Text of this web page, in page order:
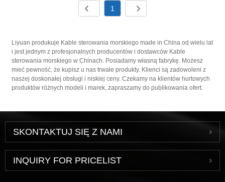
1
Liyuan produkuje Kable sterowania morskiego made in China od wielu lat
i jest jednym z profesjonalnych producentów i dostawców Kable
sterowania morskiego w Chinach. Posiadamy własną fabrykę. Możesz
mieć pewność, że kupisz u nas trwałe produkty. Klienci są zadowoleni z
naszej doskonałej obsługi i niskiej ceny. Czekamy na klientów hurtowych
produktów różnych modeli i marek, zapraszamy do publikowania ofert.
SKONTAKTUJ SIĘ Z NAMI
INQUIRY FOR PRICELIST